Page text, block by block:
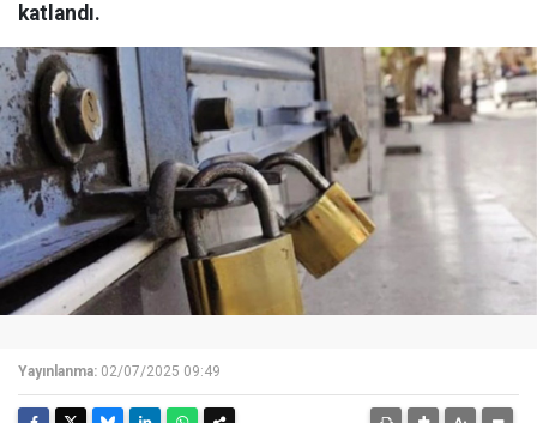
katlandı.
Yayınlanma: 02/07/2025 09:49